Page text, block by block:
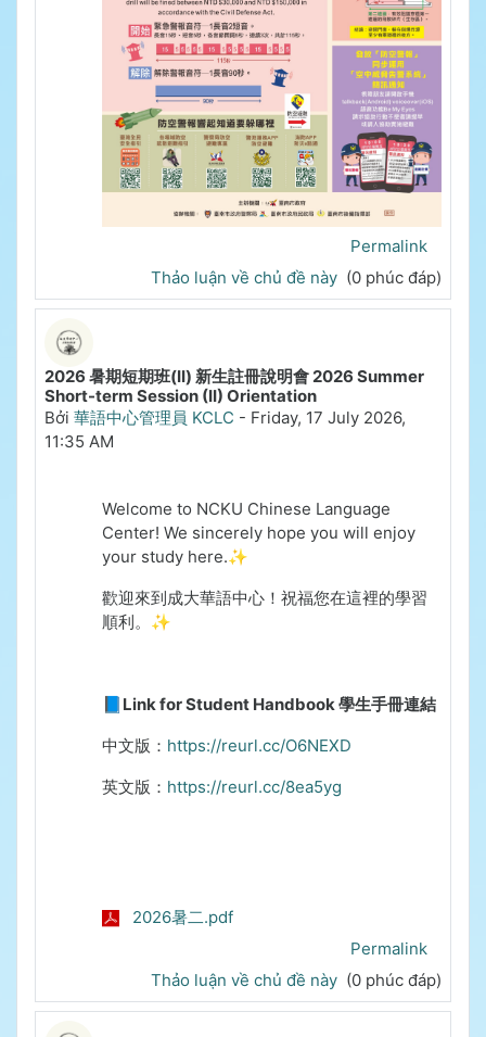
Permalink
Thảo luận về chủ đề này (0 phúc đáp)
2026 暑期短期班(II) 新生註冊說明會 2026 Summer
Short-term Session (II) Orientation
Bởi 華語中心管理員 KCLC - Friday, 17 July 2026,
11:35 AM
Welcome to NCKU Chinese Language
Center! We sincerely hope you will enjoy
your study here.✨
歡迎來到成大華語中心！祝福您在這裡的學習
順利。✨
📘Link for Student Handbook 學生手冊連結
中文版： https://reurl.cc/O6NEXD
英文版： https://reurl.cc/8ea5yg
2026暑二.pdf
Permalink
Thảo luận về chủ đề này (0 phúc đáp)